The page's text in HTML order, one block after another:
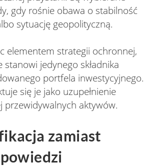
gdy rośnie obawa o stabilność
sytuację geopolityczną.
elementem strategii ochronnej,
stanowi jedynego składnika
portfela inwestycyjnego.
się je jako uzupełnienie
przewidywalnych aktywów.
zamiast